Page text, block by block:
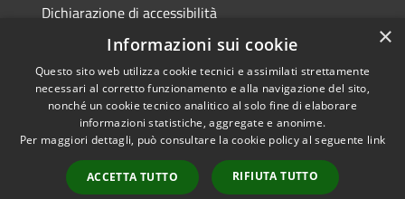
Dichiarazione di accessibilità
Accessibilità
Privacy
Mappa del sito
Copyright © 2026 • Città di
Montecchio Maggiore •
Powered byMunicipium •
Accesso redazione
×
Informazioni sui cookie
Questo sito web utilizza cookie tecnici e assimilati strettamente
necessari al corretto funzionamento e alla navigazione del sito,
nonché un cookie tecnico analitico al solo fine di elaborare
informazioni statistiche, aggregate e anonime.
Per maggiori dettagli, può consultare la cookie policy al seguente link
ACCETTA TUTTO RIFIUTA TUTTO